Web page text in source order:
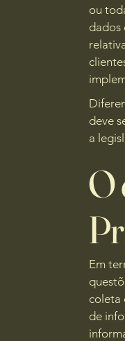
ou
dados
deve
a
O
Em
coleta
de